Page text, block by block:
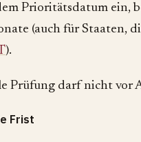
Prioritätsdatum ein,
(auch für Staaten,
).
Prüfung darf nicht vor
Frist